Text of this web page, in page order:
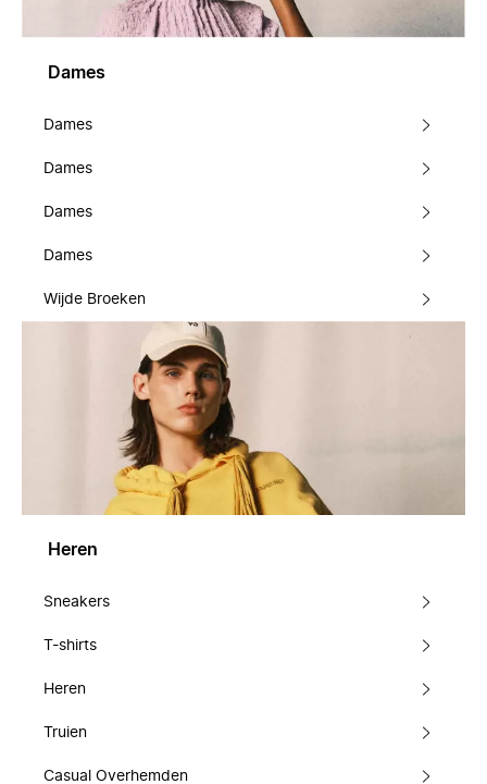
Dames
Dames
Dames
Dames
Dames
Wijde Broeken
Heren
Sneakers
T-shirts
Heren
Truien
Casual Overhemden